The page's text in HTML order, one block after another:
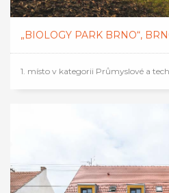
„BIOLOGY PARK BRNO“,
1. místo v kategorii Průmyslové a